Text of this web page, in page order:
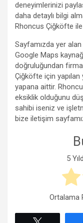
deneyimlerinizi
daha detaylı bilgi
Rhoncus Çiğköfte
Sayfamızda yer
Google Maps
doğruluğundan
Çiğköfte için yapılan
yapana aittir.
eksiklik olduğunu
sahibi iseniz ve
bize iletişim
5
Ortalama